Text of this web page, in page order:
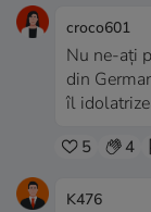
croco601
Nu ne-ați
din
îl
5 4
K476